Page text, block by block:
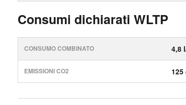
Consumi dichiarati WLTP
CONSUMO COMBINATO 4,8
EMISSIONI CO2 125